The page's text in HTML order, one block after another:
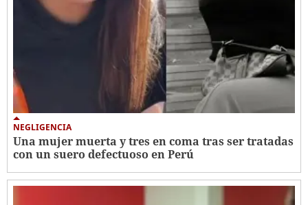
NEGLIGENCIA
Una mujer muerta y tres en coma tras ser tratadas
con un suero defectuoso en Perú